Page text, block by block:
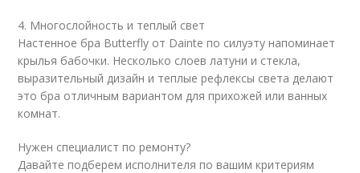
4. Многослойность и теплый свет
Настенное бра Butterfly от Dainte по силуэту напоминает
крылья бабочки. Несколько слоев латуни и стекла,
выразительный дизайн и теплые рефлексы света делают
это бра отличным вариантом для прихожей или ванных
комнат.
Нужен специалист по ремонту?
Давайте подберем исполнителя по вашим критериям